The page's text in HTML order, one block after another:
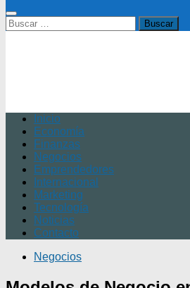
Buscar:
Inicio
Economía
Finanzas
Negocios
Emprendedores
Internacional
Marketing
Tecnología
Noticias
Contacto
Negocios